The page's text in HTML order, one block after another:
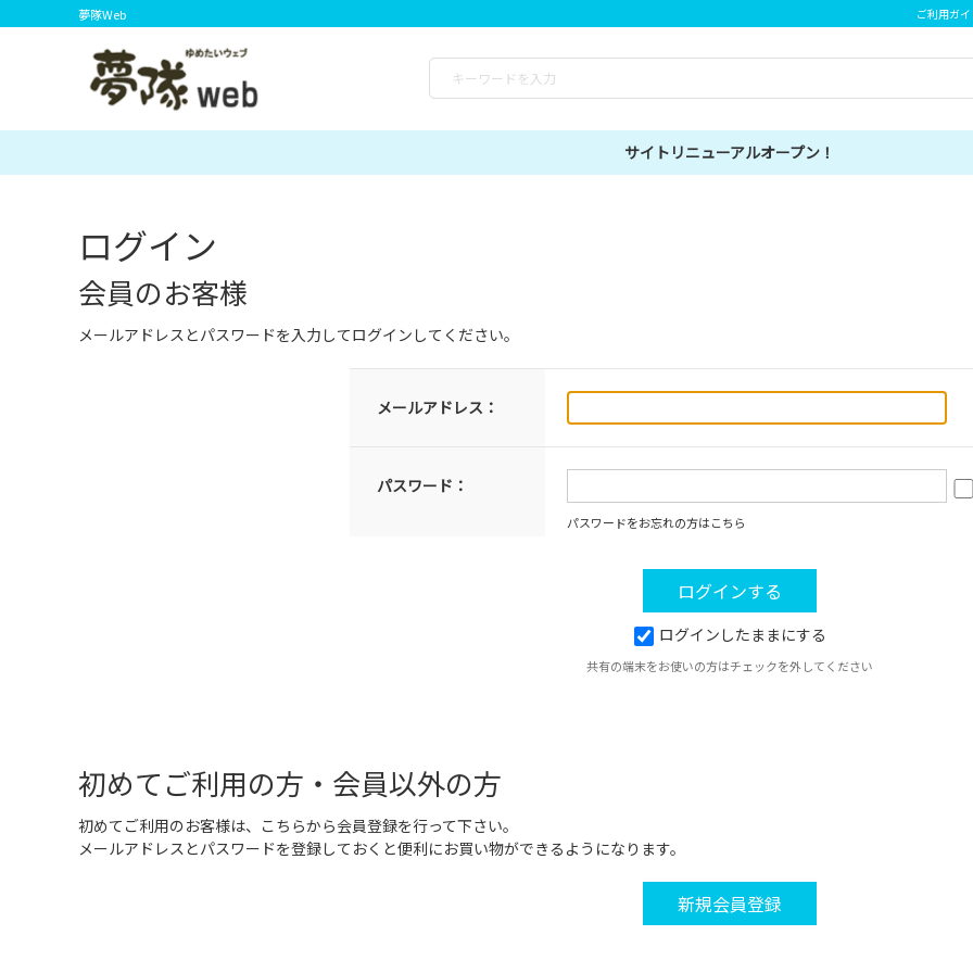
夢隊Web ご利用ガイ
サイトリニューアルオープン！
ログイン
会員のお客様
メールアドレスとパスワードを入力してログインしてください。
メールアドレス：
パスワード：
パスワードをお忘れの方はこちら
ログインしたままにする
共有の端末をお使いの方はチェックを外してください
初めてご利用の方・会員以外の方
初めてご利用のお客様は、こちらから会員登録を行って下さい。
メールアドレスとパスワードを登録しておくと便利にお買い物ができるようになります。